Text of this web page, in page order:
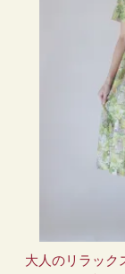
大人のリラッ